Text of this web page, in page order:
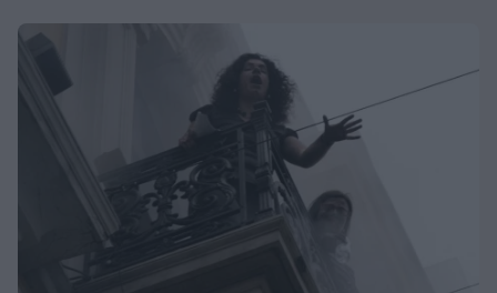
Γιώργος Λιάγκας - «Ο Τζορτζ Κλούνεϊ
της Ελλάδας…»: Χαμός στα σχόλια με
την ΑΙ φωτό που πόσταρε
Δυο μαύρα πουκάμισα: Κυκλοφόρησε